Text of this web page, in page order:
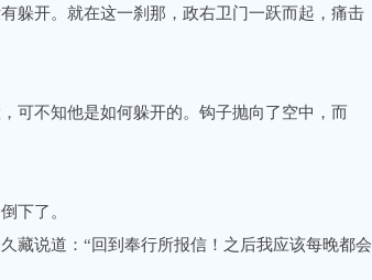
开。就在这一刹那，政右卫门一跃而起，痛击
不知他是如何躲开的。钩子抛向了空中，而
下了。
说道：“回到奉行所报信！之后我应该每晚都会